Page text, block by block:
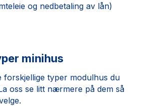
og nedbetaling av lån)
minihus
forskjellige typer modulhus du
oss se litt nærmere på dem så